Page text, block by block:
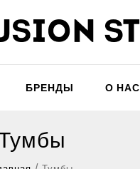
БРЕНДЫ О НАС